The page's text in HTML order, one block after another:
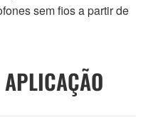
sem fios a partir de